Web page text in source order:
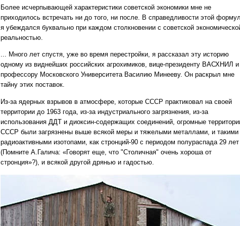
Более исчерпывающей характеристики советской экономики мне не
приходилось встречать ни до того, ни после. В справедливости этой
я убеждался буквально при каждом столкновении с советской
реальностью.
... Много лет спустя, уже во время перестройки, я рассказал эту историю
одному из виднейших российских агрохимиков, вице-президенту ВАСХНИЛ и
профессору Московского Университета Василию Минееву. Он раскрыл мне
тайну этих поставок.
Из-за ядерных взрывов в атмосфере, которые СССР практиковал на своей
территории до 1963 года, из-за индустриального загрязнения, из-за
использования ДДТ и диоксин-содержащих соединений, огромные
СССР были загрязнены выше всякой меры и тяжелыми металлами, и такими
радиоактивными изотопами, как стронций-90 с периодом полураспада 29 лет
(Помните А.Галича: «Говорят еще, что "Столичная" очень хороша от
стронция»?), и всякой другой дрянью и гадостью.